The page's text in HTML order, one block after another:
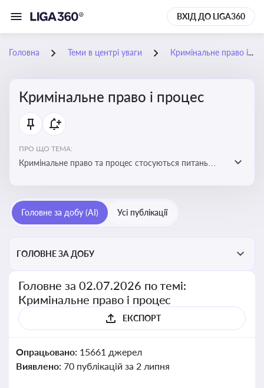
ВХІД ДО LIGA360
Головна Теми в центрі уваги Кримінальне право і процес
Кримінальне право і процес
ПРО ЩО ТЕМА:
Кримінальне право та процес стосуються питань
Головне за добу (AI) Усі публікації
ГОЛОВНЕ ЗА ДОБУ
Головне за 02.07.2026 по темі:
Кримінальне право і процес
ЕКСПОРТ
Опрацьовано: 15661 джерел
Виявлено: 70 публікацій за 2 липня